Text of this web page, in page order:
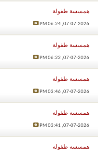
همسسة طفولة
07-07-2026,
06:24 PM
همسسة طفولة
07-07-2026,
06:22 PM
همسسة طفولة
07-07-2026,
03:46 PM
همسسة طفولة
07-07-2026,
03:41 PM
همسسة طفولة